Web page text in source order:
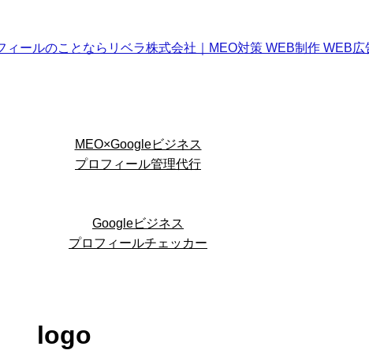
MEO×Googleビジネス
プロフィール管理代行
Googleビジネス
プロフィールチェッカー
logo